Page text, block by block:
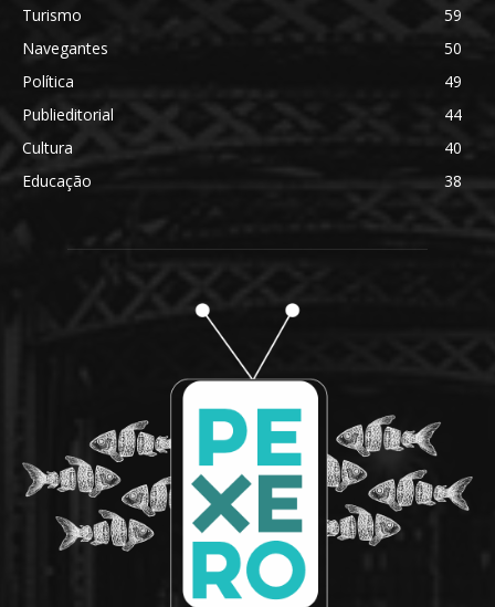
Turismo
59
Navegantes
50
Política
49
Publieditorial
44
Cultura
40
Educação
38